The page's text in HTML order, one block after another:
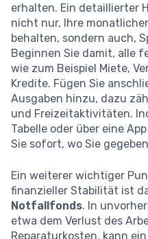
erhalten. Ein detaillierter
nicht nur, Ihre
behalten, sondern auch,
Beginnen Sie damit, alle
wie zum Beispiel Miete,
Kredite. Fügen Sie
Ausgaben hinzu, dazu
und Freizeitaktivitäten.
Tabelle oder über eine
Sie sofort, wo Sie
Ein weiterer wichtiger
finanzieller Stabilität ist
Notfallfonds. In
etwa dem Verlust des
Reparaturkosten, kann